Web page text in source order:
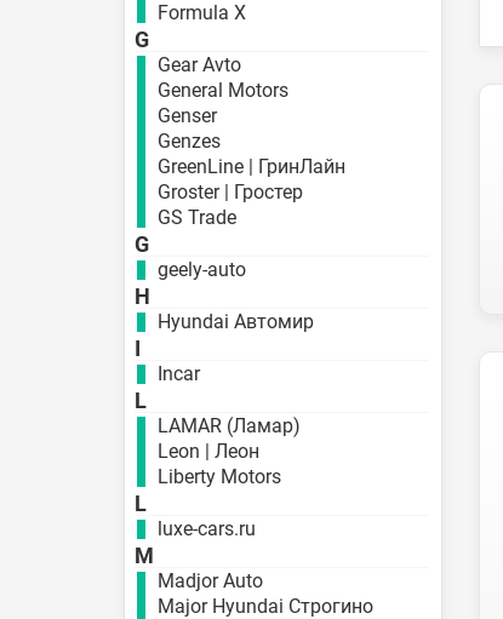
Formula X
G
Gear Avto
General Motors
Genser
Genzes
GreenLine | ГринЛайн
Groster | Гростер
GS Trade
G
geely-auto
H
Hyundai Автомир
I
Incar
L
LAMAR (Ламар)
Leon | Леон
Liberty Motors
L
luxe-cars.ru
M
Madjor Auto
Major Hyundai Строгино